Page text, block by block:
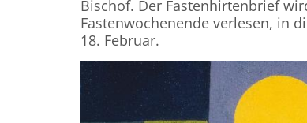
Bischof. Der Fastenhirtenbrief
Fastenwochenende verlesen, in
18. Februar.